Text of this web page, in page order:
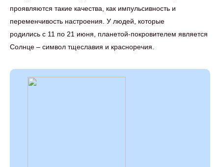
проявляются такие качества, как импульсивность и
переменчивость настроения. У людей, которые
родились с 11 по 21 июня, планетой-покровителем является
Солнце – символ тщеславия и красноречия.